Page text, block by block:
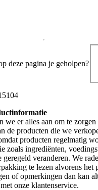
deze pagina je geholpen?
er alles aan om te zorgen
de producten die we
producten regelmatig
zoals ingrediënten,
veranderen. We
te lezen alvorens het
of opmerkingen dan kan
onze klantenservice.